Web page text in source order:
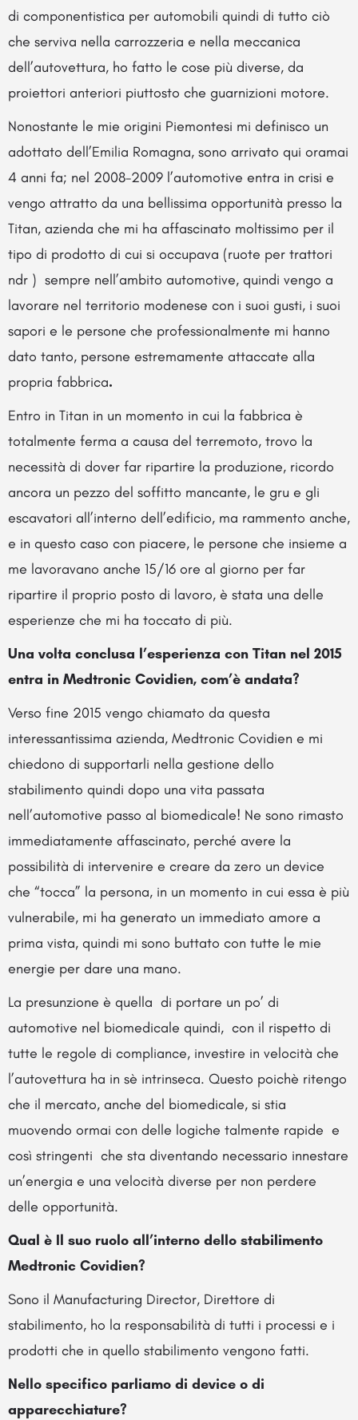
di componentistica per automobili quindi di tutto ciò
che serviva nella carrozzeria e nella meccanica
dell’autovettura, ho fatto le cose più diverse, da
proiettori anteriori piuttosto che guarnizioni motore.
Nonostante le mie origini Piemontesi mi definisco un
adottato dell’Emilia Romagna, sono arrivato qui oramai
4 anni fa; nel 2008-2009 l’automotive entra in crisi e
vengo attratto da una bellissima opportunità presso la
Titan, azienda che mi ha affascinato moltissimo per il
tipo di prodotto di cui si occupava (ruote per trattori
ndr ) sempre nell’ambito automotive, quindi vengo a
lavorare nel territorio modenese con i suoi gusti, i suoi
sapori e le persone che professionalmente mi hanno
dato tanto, persone estremamente attaccate alla
propria fabbrica.
Entro in Titan in un momento in cui la fabbrica è
totalmente ferma a causa del terremoto, trovo la
necessità di dover far ripartire la produzione, ricordo
ancora un pezzo del soffitto mancante, le gru e gli
escavatori all’interno dell’edificio, ma rammento anche,
e in questo caso con piacere, le persone che insieme a
me lavoravano anche 15/16 ore al giorno per far
ripartire il proprio posto di lavoro, è stata una delle
esperienze che mi ha toccato di più.
Una volta conclusa l’esperienza con Titan nel 2015
entra in Medtronic Covidien, com’è andata?
Verso fine 2015 vengo chiamato da questa
interessantissima azienda, Medtronic Covidien e mi
chiedono di supportarli nella gestione dello
stabilimento quindi dopo una vita passata
nell’automotive passo al biomedicale! Ne sono rimasto
immediatamente affascinato, perché avere la
possibilità di intervenire e creare da zero un device
che “tocca” la persona, in un momento in cui essa è più
vulnerabile, mi ha generato un immediato amore a
prima vista, quindi mi sono buttato con tutte le mie
energie per dare una mano.
La presunzione è quella di portare un po’ di
automotive nel biomedicale quindi, con il rispetto di
tutte le regole di compliance, investire in velocità che
l’autovettura ha in sè intrinseca. Questo poichè ritengo
che il mercato, anche del biomedicale, si stia
muovendo ormai con delle logiche talmente rapide e
così stringenti che sta diventando necessario innestare
un’energia e una velocità diverse per non perdere
delle opportunità.
Qual è Il suo ruolo all’interno dello stabilimento
Medtronic Covidien?
Sono il Manufacturing Director, Direttore di
stabilimento, ho la responsabilità di tutti i processi e i
prodotti che in quello stabilimento vengono fatti.
Nello specifico parliamo di device o di
apparecchiature?